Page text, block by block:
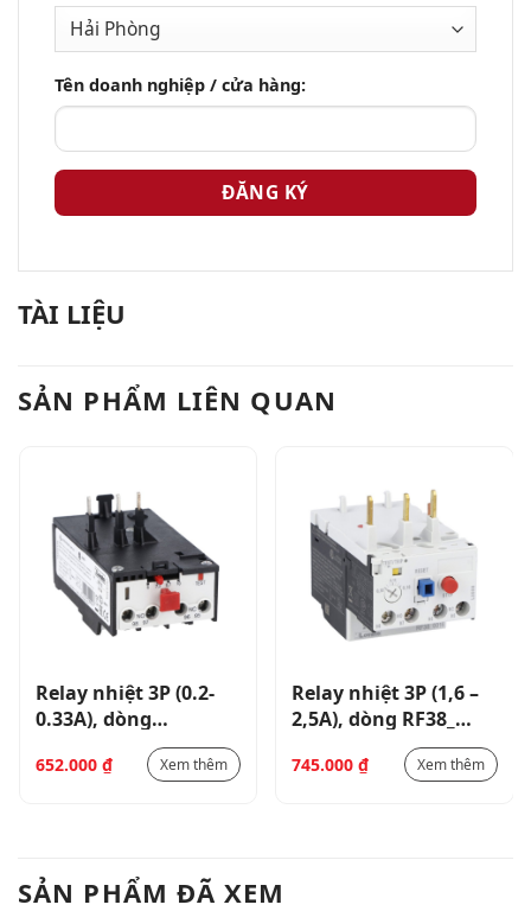
Tên doanh nghiệp / cửa hàng:
TÀI LIỆU
SẢN PHẨM LIÊN QUAN
Relay nhiệt 3P (0.2-
0.33A), dòng
RF9_11RF9033
652.000 ₫ Xem thêm
Relay nhiệt 3P (1,6 –
2,5A), dòng RF38_
745.000 ₫ Xem thêm
SẢN PHẨM ĐÃ XEM